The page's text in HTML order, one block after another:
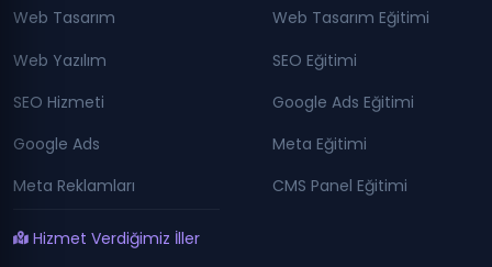
Web Tasarım
Web Yazılım
SEO Hizmeti
Google Ads
Meta Reklamları
Hizmet Verdiğimiz İller
Web Tasarım Eğitimi
SEO Eğitimi
Google Ads Eğitimi
Meta Eğitimi
CMS Panel Eğitimi